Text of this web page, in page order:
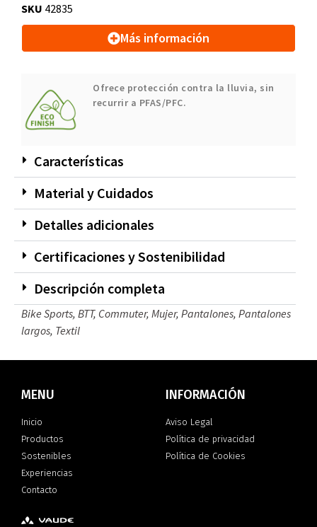
SKU 42835
Más información
Ofrece protección contra la lluvia, sin
recurrir a PFAS/PFC.
Características
Material y Cuidados
Detalles adicionales
Certificaciones y Sostenibilidad
Descripción completa
Bike Sports, BTT, Commuter, Mujer, Pantalones, Pantalones
largos, Textil
MENU
Inicio
Productos
Sostenibles
Experiencias
Contacto
INFORMACIÓN
Aviso Legal
Política de privacidad
Política de Cookies